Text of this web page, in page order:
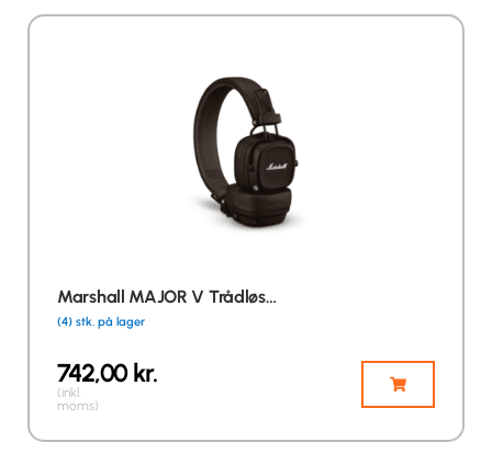
Marshall MAJOR V Trådløs…
(4) stk. på lager
742,00kr.
(inkl.
moms)